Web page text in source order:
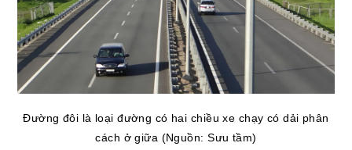
Đường đôi là loại đường có hai chiều xe chạy có dải phân
cách ở giữa (Nguồn: Sưu tầm)